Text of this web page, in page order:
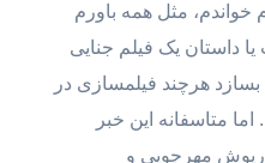
خواندم، مثل همه باورم
داستان یک فیلم جنایی
هرچند فیلمسازی در
متاسفانه این خبر
مهرجویی و